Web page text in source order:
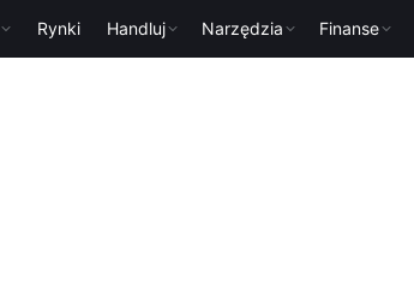
Rynki Handluj Narzędzia Finanse